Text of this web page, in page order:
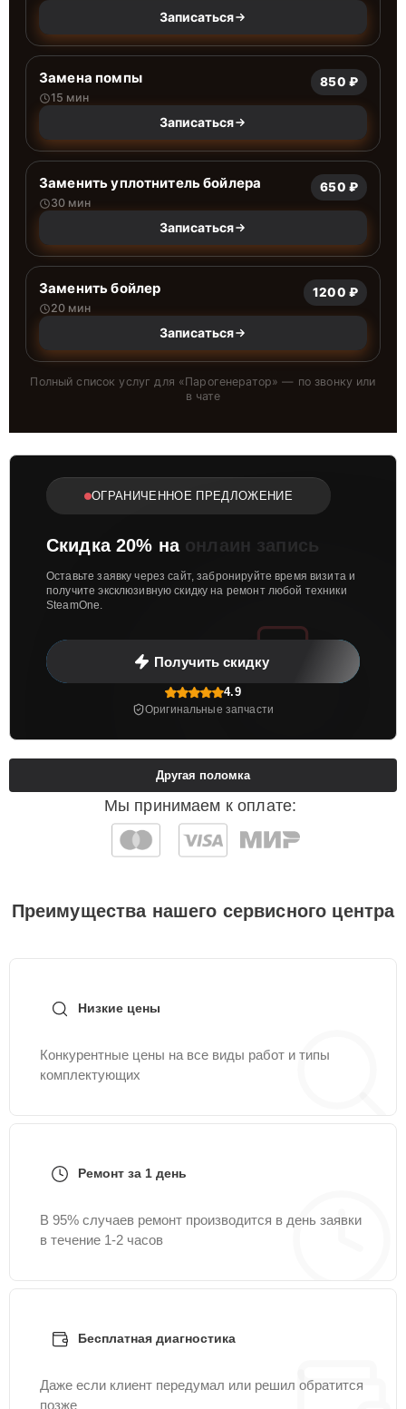
Записаться
Замена помпы
15 мин
850 ₽
Записаться
Заменить уплотнитель бойлера
30 мин
650 ₽
Записаться
Заменить бойлер
20 мин
1200 ₽
Записаться
Полный список услуг для «Парогенератор» — по звонку или
в чате
ОГРАНИЧЕННОЕ ПРЕДЛОЖЕНИЕ
Скидка 20% на онлаин запись
Оставьте заявку через сайт, забронируйте время визита и
получите эксклюзивную скидку на ремонт любой техники
SteamOne.
Получить скидку
4.9
Оригинальные запчасти
Мы принимаем к оплате:
Другая поломка
Преимущества нашего сервисного центра
Низкие цены
Конкурентные цены на все виды работ и типы
комплектующих
Ремонт за 1 день
В 95% случаев ремонт производится в день заявки
в течение 1-2 часов
Бесплатная диагностика
Даже если клиент передумал или решил обратится
позже